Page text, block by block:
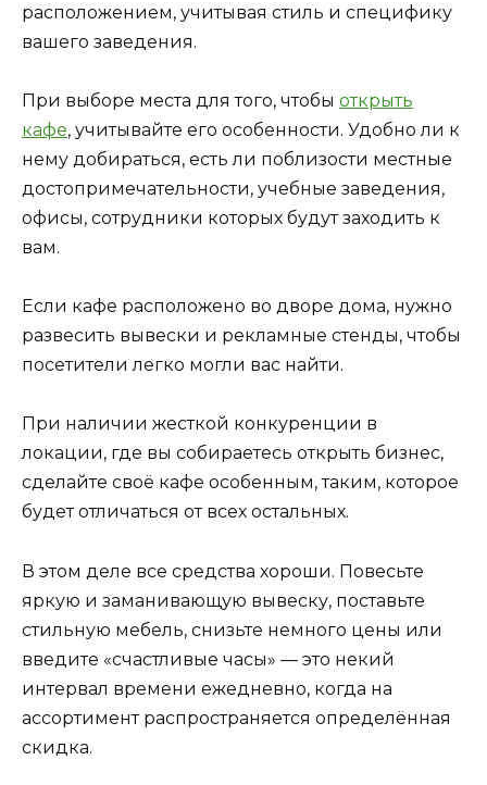
расположением, учитывая стиль и специфику
вашего заведения.
При выборе места для того, чтобы открыть
кафе, учитывайте его особенности. Удобно ли к
нему добираться, есть ли поблизости местные
достопримечательности, учебные заведения,
офисы, сотрудники которых будут заходить к
вам.
Если кафе расположено во дворе дома, нужно
развесить вывески и рекламные стенды, чтобы
посетители легко могли вас найти.
При наличии жесткой конкуренции в
локации, где вы собираетесь открыть бизнес,
сделайте своё кафе особенным, таким, которое
будет отличаться от всех остальных.
В этом деле все средства хороши. Повесьте
яркую и заманивающую вывеску, поставьте
стильную мебель, снизьте немного цены или
введите «счастливые часы» — это некий
интервал времени ежедневно, когда на
ассортимент распространяется определённая
скидка.